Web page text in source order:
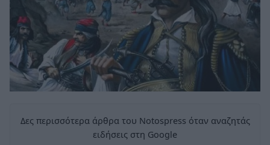
Δες περισσότερα άρθρα του Notospress όταν αναζητάς
ειδήσεις στη Google